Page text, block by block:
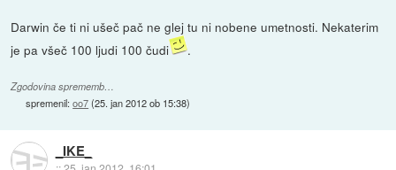
Darwin če ti ni ušeč pač ne glej tu ni nobene umetnosti. Nekaterim
je pa všeč 100 ljudi 100 čudi
.
Zgodovina sprememb…
spremenil:oo7(25. jan 2012 ob 15:38)
_IKE_